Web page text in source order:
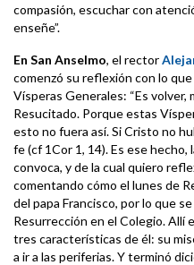
compasión, escuchar con
enseñe”.
En San Anselmo, el rector
comenzó su reflexión con lo
Vísperas Generales: “Es volver,
Resucitado. Porque estas
esto no fuera así. Si Cristo no
fe (cf 1Cor 1, 14). Es ese
convoca, y de la cual quiero
comentando cómo el lunes de
del papa Francisco, por lo que
Resurrección en el Colegio. Allí
tres características de él: su
a ir a las periferias. Y terminó